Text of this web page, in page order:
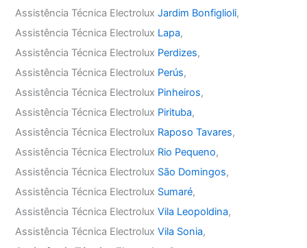
Assistência Técnica ElectroluxJardim Bonfiglioli,
Assistência Técnica Electrolux Lapa,
Assistência Técnica Electrolux Perdizes,
Assistência Técnica Electrolux Perús,
Assistência Técnica Electrolux Pinheiros,
Assistência Técnica Electrolux Pirituba,
Assistência Técnica Electrolux Raposo Tavares,
Assistência Técnica Electrolux Rio Pequeno,
Assistência Técnica Electrolux São Domingos,
Assistência Técnica Electrolux Sumaré,
Assistência Técnica ElectroluxVila Leopoldina,
Assistência Técnica ElectroluxVila Sonia,